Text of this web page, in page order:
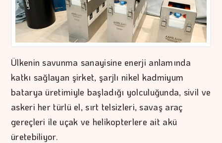
Ülkenin savunma sanayisine enerji anlamında
katkı sağlayan şirket, şarjlı nikel kadmiyum
batarya üretimiyle başladığı yolculuğunda, sivil ve
askeri her türlü el, sırt telsizleri, savaş araç
gereçleri ile uçak ve helikopterlere ait akü
üretebiliyor.